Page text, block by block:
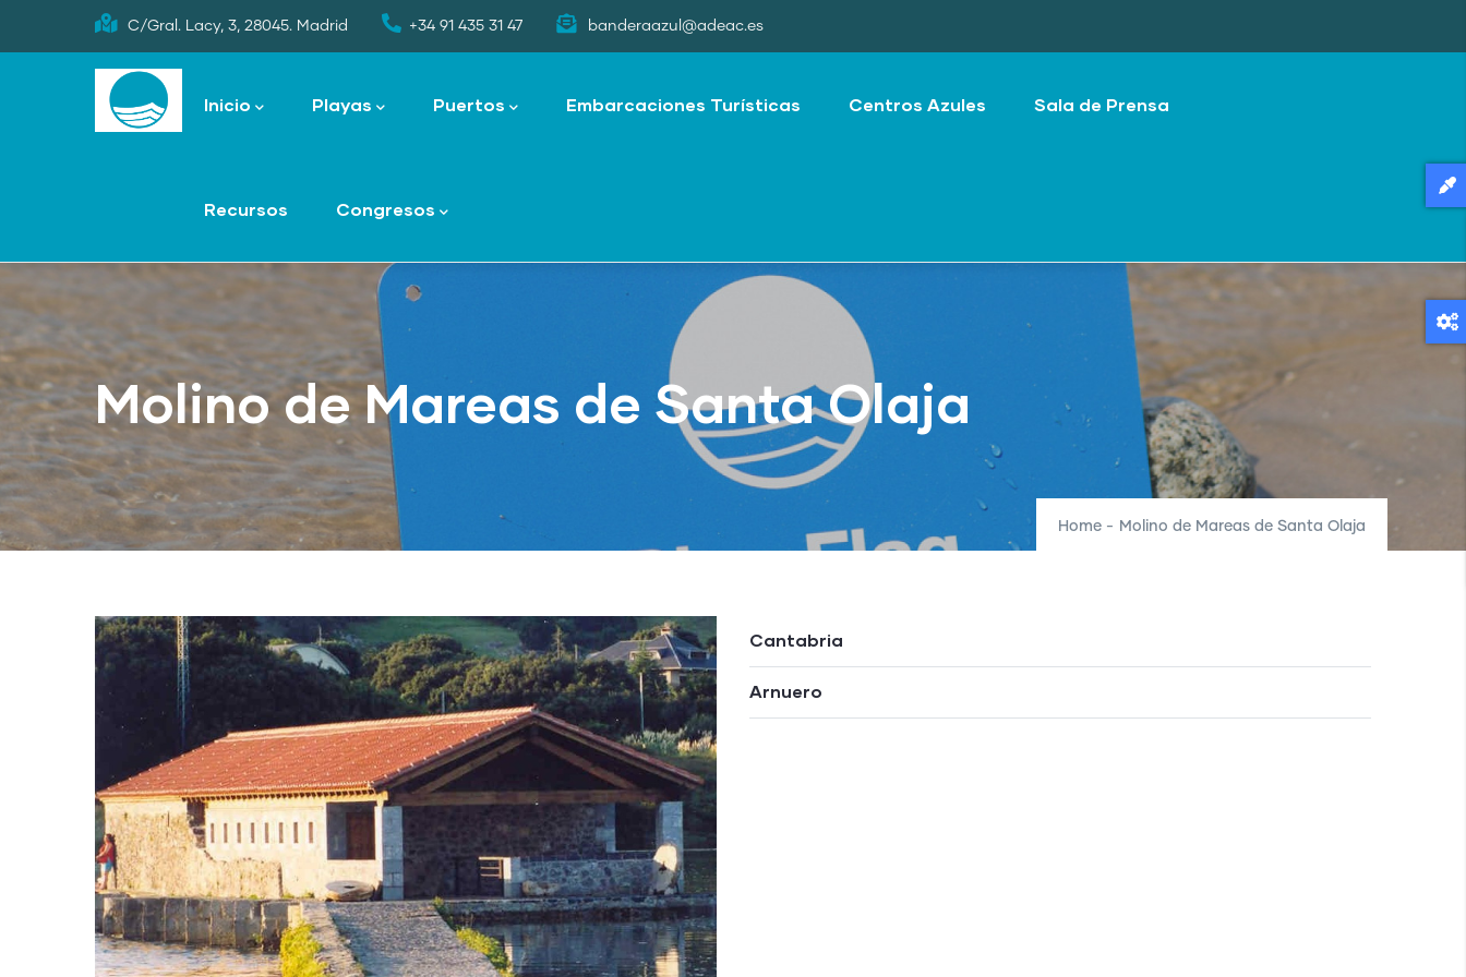
to
C/Gral. Lacy, 3, 28045. Madrid +34 91 435 31 47 banderaazul@adeac.es
navigation
Inicio Playas Puertos Embarcaciones Turísticas Centros Azules Sala de Prensa
Recursos Congresos
Molino de Mareas de Santa Olaja
Home - Molino de Mareas de Santa Olaja
Cantabria
Arnuero